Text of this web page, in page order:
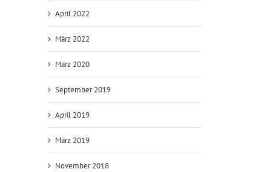
April 2022
März 2022
März 2020
September 2019
April 2019
März 2019
November 2018